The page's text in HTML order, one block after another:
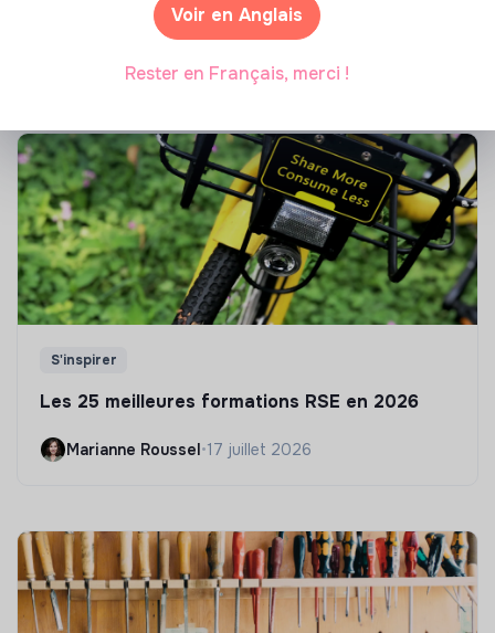
Tu souhaites te réorienter mais tu ne sais pas par où
commencer ? Pas de panique, on te propose une
sélection de formations aux métiers de la transition
écologique et solidaire !
S'inspirer
Les 25 meilleures formations RSE en 2026
Marianne Roussel•17 juillet 2026
Voir en Anglais
Rester en Français, merci !